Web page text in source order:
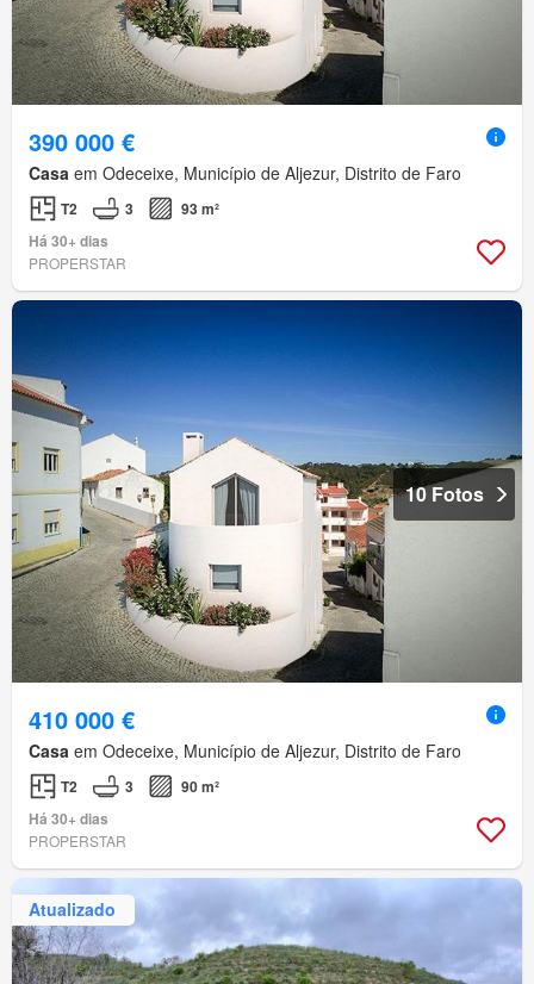
390 000 €
Casa em Odeceixe, Município de Aljezur, Distrito de Faro
T2 3
93 m²
Há 30+ dias
PROPERSTAR
10 Fotos
410 000 €
Casa em Odeceixe, Município de Aljezur, Distrito de Faro
T2 3
90 m²
Há 30+ dias
PROPERSTAR
Atualizado